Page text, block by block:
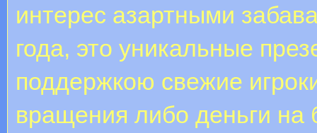
интерес азартными
года, это уникальные
поддержкою свежие
вращения либо деньги на